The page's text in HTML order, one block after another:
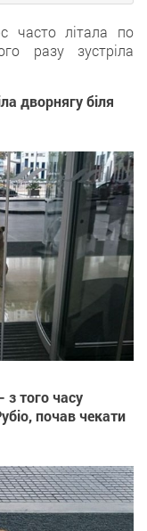
часто літала по
разу зустріла
дворнягу біля
з того часу
почав чекати